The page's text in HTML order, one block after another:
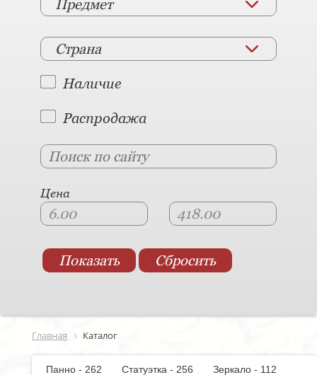
Предмет
Страна
Наличие
Распродажа
Цена
Главная Каталог
Панно - 262 Статуэтка - 256
Зеркало - 112